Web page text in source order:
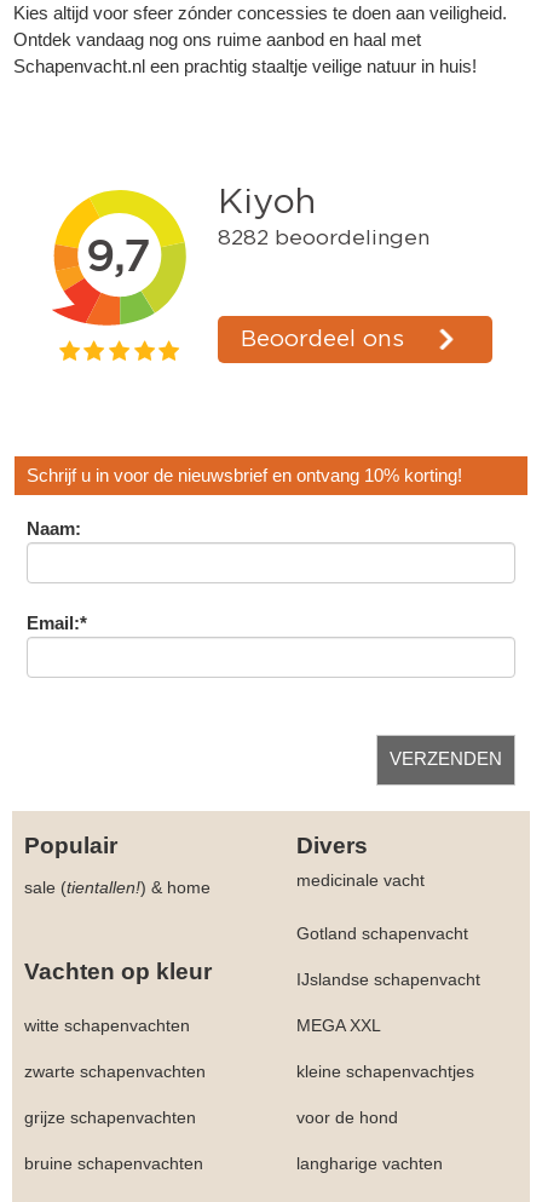
Kies altijd voor sfeer zónder concessies te doen aan veiligheid.
Ontdek vandaag nog ons ruime aanbod en haal met
Schapenvacht.nl een prachtig staaltje veilige natuur in huis!
Schrijf u in voor de nieuwsbrief en ontvang 10% korting!
Naam:
Email:*
Populair Divers
sale (tientallen!) & home medicinale vacht
Gotland schapenvacht
Vachten op kleur IJslandse schapenvacht
witte schapenvachten MEGA XXL
zwarte schapenvachten kleine schapenvachtjes
grijze schapenvachten voor de hond
bruine schapenvachten langharige vachten